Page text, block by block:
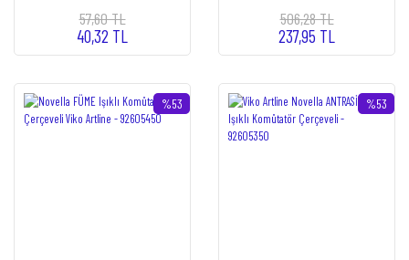
57,60 TL
40,32 TL
506,28 TL
237,95 TL
%53 %53